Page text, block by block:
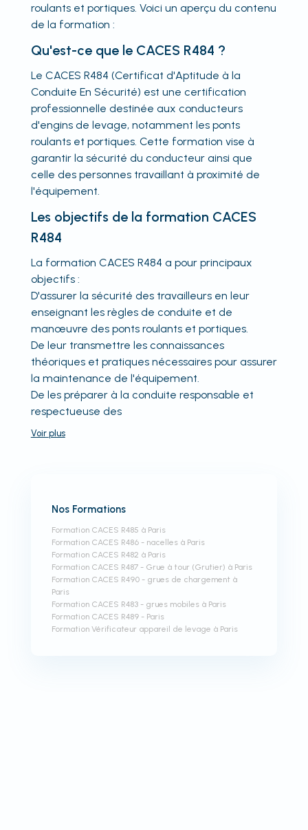
roulants et portiques. Voici un aperçu du contenu
de la formation :
Qu'est-ce que le CACES R484 ?
Le CACES R484 (Certificat d'Aptitude à la
Conduite En Sécurité) est une certification
professionnelle destinée aux conducteurs
d'engins de levage, notamment les ponts
roulants et portiques. Cette formation vise à
garantir la sécurité du conducteur ainsi que
celle des personnes travaillant à proximité de
l'équipement.
Les objectifs de la formation CACES
R484
La formation CACES R484 a pour principaux
objectifs :
D'assurer la sécurité des travailleurs en leur
enseignant les règles de conduite et de
manœuvre des ponts roulants et portiques.
De leur transmettre les connaissances
théoriques et pratiques nécessaires pour assurer
la maintenance de l'équipement.
De les préparer à la conduite responsable et
respectueuse des
Voir plus
Nos Formations
Formation CACES R485 à Paris
Formation CACES R486 - nacelles à Paris
Formation CACES R482 à Paris
Formation CACES R487 - Grue à tour (Grutier) à Paris
Formation CACES R490 - grues de chargement à
Paris
Formation CACES R483 - grues mobiles à Paris
Formation CACES R489 - Paris
Formation Vérificateur appareil de levage à Paris